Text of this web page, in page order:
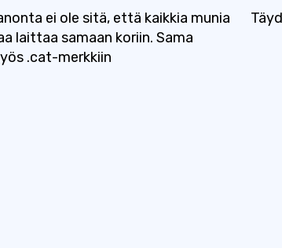
ei ole sitä, että kaikkia munia
laittaa samaan koriin. Sama
.cat-merkkiin